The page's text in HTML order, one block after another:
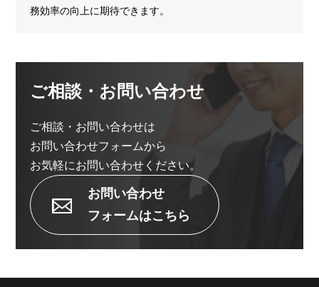
務効率の向上に期待できます。
ご相談・お問い合わせ
ご相談・お問い合わせは
お問い合わせフォームから
お気軽にお問い合わせください。
お問い合わせ
フォームはこちら